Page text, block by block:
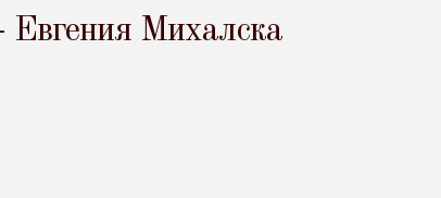
Михалска